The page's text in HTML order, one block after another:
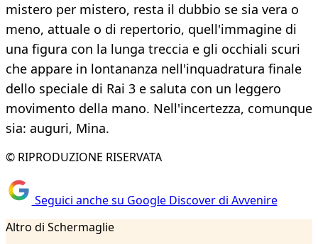
mistero per mistero, resta il dubbio se sia vera o
meno, attuale o di repertorio, quell'immagine di
una figura con la lunga treccia e gli occhiali scuri
che appare in lontananza nell'inquadratura finale
dello speciale di Rai 3 e saluta con un leggero
movimento della mano. Nell'incertezza, comunque
sia: auguri, Mina.
© RIPRODUZIONE RISERVATA
Seguici anche su Google Discover di Avvenire
Altro di Schermaglie